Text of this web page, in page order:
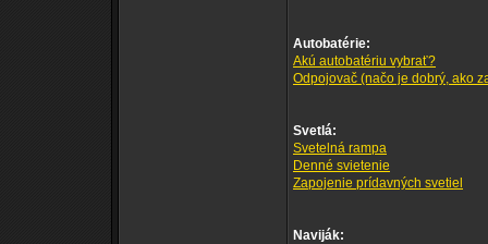
Autobatérie:
Akú autobatériu vybrať?
Odpojovač (načo je dobrý, ako
Svetlá:
Svetelná rampa
Denné svietenie
Zapojenie prídavných svetiel
Naviják: